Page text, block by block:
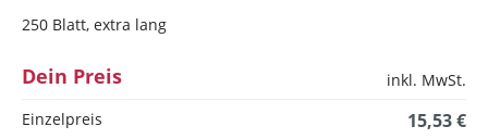
250 Blatt, extra lang
Dein Preis
inkl. MwSt.
Einzelpreis
15,53 €